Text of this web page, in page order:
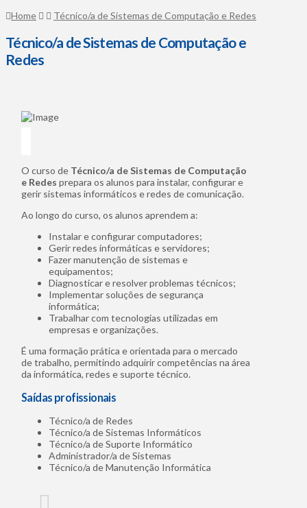
Home
Técnico/a de Sistemas de Computação e Redes
Técnico/a de Sistemas de Computação e
Redes
O curso de Técnico/a de Sistemas de Computação
e Redes prepara os alunos para instalar, configurar e
gerir sistemas informáticos e redes de comunicação.
Ao longo do curso, os alunos aprendem a:
Instalar e configurar computadores;
Gerir redes informáticas e servidores;
Fazer manutenção de sistemas e
equipamentos;
Diagnosticar e resolver problemas técnicos;
Implementar soluções de segurança
informática;
Trabalhar com tecnologias utilizadas em
empresas e organizações.
É uma formação prática e orientada para o mercado
de trabalho, permitindo adquirir competências na área
da informática, redes e suporte técnico.
Saídas profissionais
Técnico/a de Redes
Técnico/a de Sistemas Informáticos
Técnico/a de Suporte Informático
Administrador/a de Sistemas
Técnico/a de Manutenção Informática